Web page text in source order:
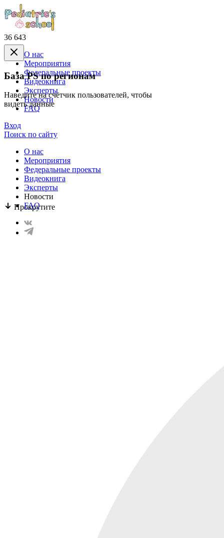
36 643
База PS по регионам
Наведите на счётчик пользователей, чтобы
видеть данные
Прокрутите
О нас
Mероприятия
Федеральные проекты
Видеокнига
Эксперты
Новости
FAQ
Вход
Поиск по сайту
О нас
Mероприятия
Федеральные проекты
Видеокнига
Эксперты
Новости
FAQ